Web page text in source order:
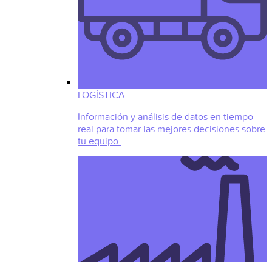
LOGÍSTICA
Información y análisis de datos en tiempo
real para tomar las mejores decisiones sobre
tu equipo.